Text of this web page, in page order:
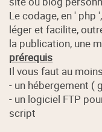
Le codage, en ' php
léger et facilite,
la publication, une
prérequis
Il vous faut au
- un hébergement (
- un logiciel FTP
script